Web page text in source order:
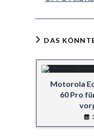
DAS
Motorola
60 Pro